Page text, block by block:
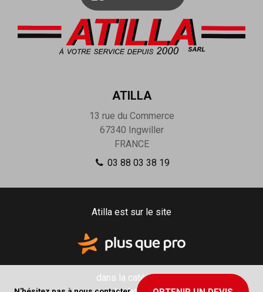
ATILLA
13 rue du Commerce
67340 Ingwiller
FRANCE
03 88 03 38 19
Atilla est sur le site
dans la catégorie